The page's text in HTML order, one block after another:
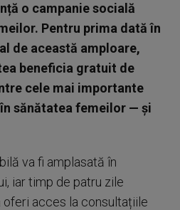
o campanie socială
Pentru prima dată în
de această amploare,
beneficia gratuit de
cele mai importante
sănătatea femeilor — și
va fi amplasată în
iar timp de patru zile
oferi acces la consultațiile